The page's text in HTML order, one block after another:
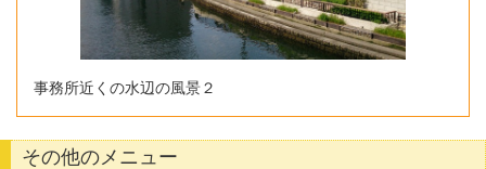
事務所近くの水辺の風景２
その他のメニュー